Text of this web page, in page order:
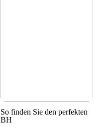
So finden Sie den perfekten
BH